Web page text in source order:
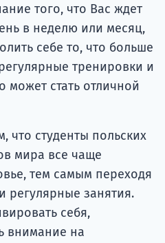
того, что Вас ждет
в неделю или месяц,
себе то, что больше
тренировки и
может стать отличной
что студенты польских
мира все чаще
тем самым переходя
регулярные занятия.
себя,
внимание на